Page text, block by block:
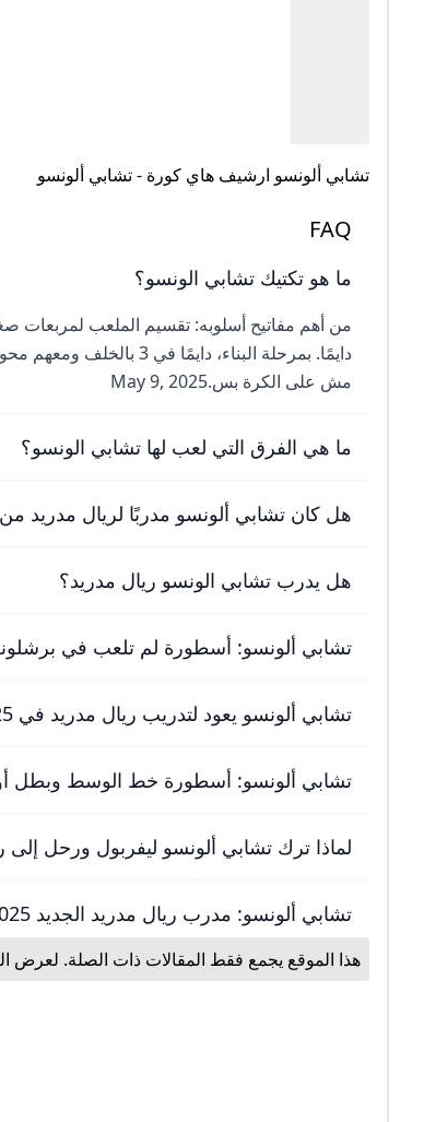
تشابي ألونسو ارشيف هاي كورة - تشابي ألونسو
FAQ
ما هو تكتيك تشابي الونسو؟
من أهم مفاتيح أسلوبه: تقسيم الملعب لمربعات
دايمًا. بمرحلة البناء،
مش على الكرة بس.May 9, 2025
ما هي الفرق التي لعب لها تشابي الونسو؟
هل كان تشابي ألونسو مدربًا لريال مدريد
هل يدرب تشابي الونسو ريال مدريد؟
تشابي ألونسو: أسطورة لم تلعب في
تشابي ألونسو يعود لتدريب ريال مدريد في 2025
تشابي ألونسو: أسطورة خط الوسط وبطل
لماذا ترك تشابي ألونسو ليفربول ورحل إلى
تشابي ألونسو: مدرب ريال مدريد الجديد 2025
هذا الموقع يجمع فقط المقالات ذات الصلة. لعرض